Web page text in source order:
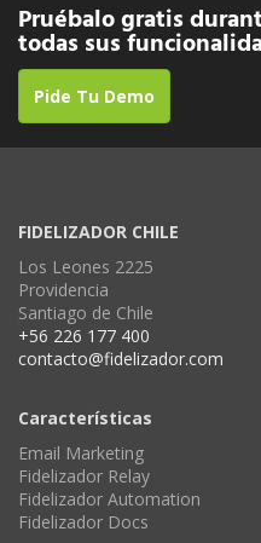
Pruébalo gratis
todas sus
Pide Tu Demo
FIDELIZADOR CHILE
Los Leones 2225
Providencia
Santiago de Chile
+56 226 177 400
contacto@fidelizador.com
Características
Email Marketing
Fidelizador Relay
Fidelizador Automation
Fidelizador Docs